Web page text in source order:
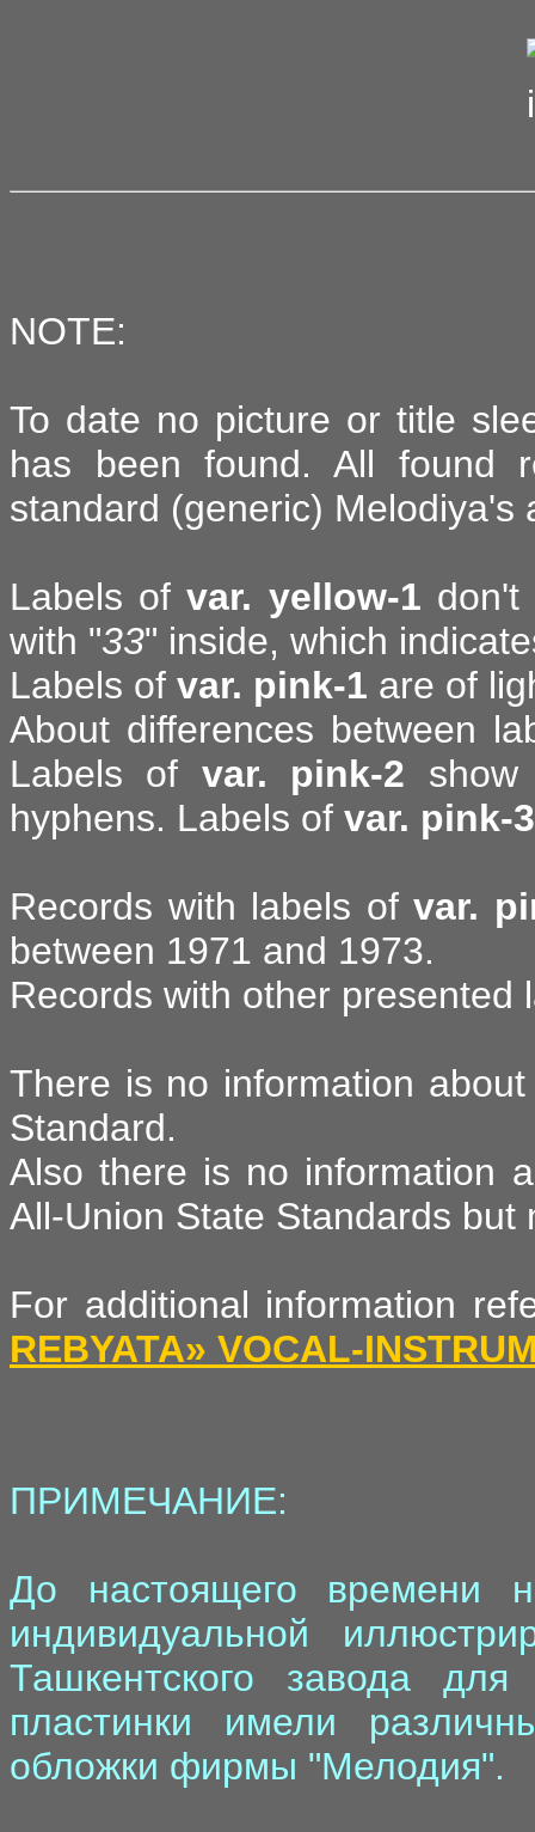
NOTE:
To date no picture or title
has been found. All found
standard (generic) Melodiya's
Labels ofvar. yellow-1 don't
with "33" inside, which
Labels of var. pink-1 are of
About differences between
Labels of var. pink-2
hyphens. Labels of var. pink-3
Records with labels ofvar.
between 1971 and 1973.
Records with other presented
There is no information
Standard.
Also there is no information
All-Union State Standards
For additional information
REBYATA» VOCAL-
ПРИМЕЧАНИЕ:
До настоящего времени
индивидуальной
Ташкентского завода
пластинки имели
обложки фирмы "Мелодия".